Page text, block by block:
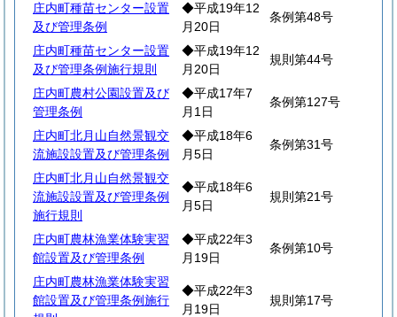
庄内町種苗センター設置
及び管理条例
◆平成19年12
月20日
条例第48号
庄内町種苗センター設置
及び管理条例施行規則
◆平成19年12
月20日
規則第44号
庄内町農村公園設置及び
管理条例
◆平成17年7
月1日
条例第127号
庄内町北月山自然景観交
流施設設置及び管理条例
◆平成18年6
月5日
条例第31号
庄内町北月山自然景観交
流施設設置及び管理条例
施行規則
◆平成18年6
月5日
規則第21号
庄内町農林漁業体験実習
館設置及び管理条例
◆平成22年3
月19日
条例第10号
庄内町農林漁業体験実習
館設置及び管理条例施行
◆平成22年3
月19日
規則第17号